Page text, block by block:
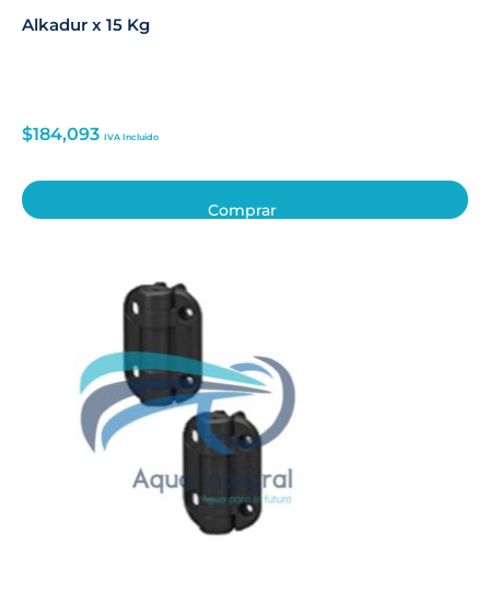
Alkadur x 15 Kg
$184,093 IVA Incluido
Comprar